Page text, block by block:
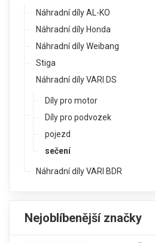
Náhradní díly AL-KO
Náhradní díly Honda
Náhradní díly Weibang
Stiga
Náhradní díly VARI DS
Díly pro motor
Díly pro podvozek
pojezd
sečení
Náhradní díly VARI BDR
Nejoblíbenější značky